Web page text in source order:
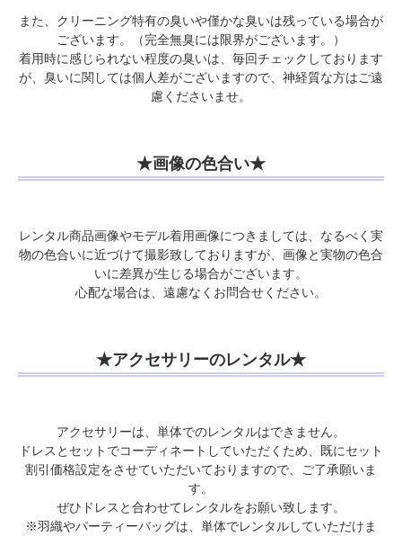
また、クリーニング特有の臭いや僅かな臭いは残っている場合が
ございます。（完全無臭には限界がございます。）
着用時に感じられない程度の臭いは、毎回チェックしております
が、臭いに関しては個人差がございますので、神経質な方はご遠
慮くださいませ。
★画像の色合い★
レンタル商品画像やモデル着用画像につきましては、なるべく実
物の色合いに近づけて撮影致しておりますが、画像と実物の色合
いに差異が生じる場合がございます。
心配な場合は、遠慮なくお問合せください。
★アクセサリーのレンタル★
アクセサリーは、単体でのレンタルはできません。
ドレスとセットでコーディネートしていただくため、既にセット
割引価格設定をさせていただいておりますので、ご了承願いま
す。
ぜひドレスと合わせてレンタルをお願い致します。
※羽織やパーティーバッグは、単体でレンタルしていただけま